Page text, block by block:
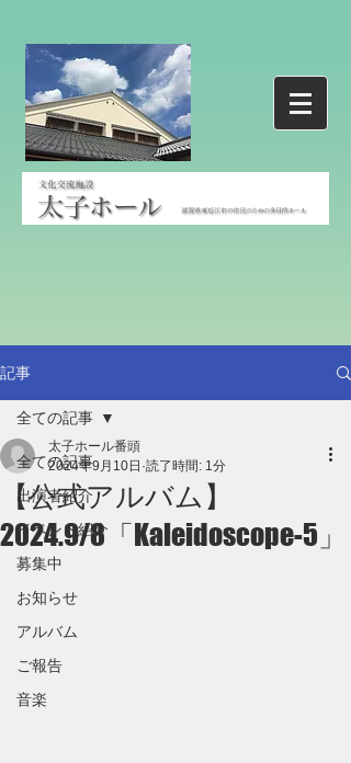
記事
全ての記事
出演者紹介
イベント紹介
募集中
お知らせ
アルバム
ご報告
音楽
全ての記事
【公式アルバム】
2024.9/8「Kaleidoscope-5」
太子ホール番頭
2024年9月10日 読了時間: 1分